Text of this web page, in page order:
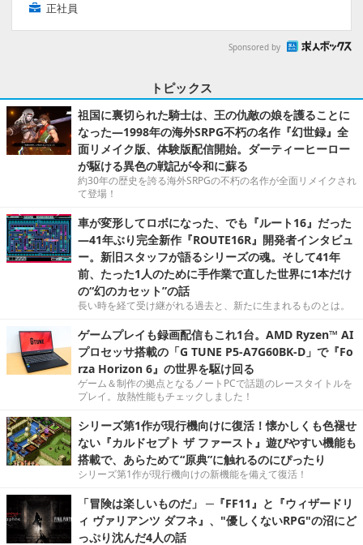
正社員
Sponsored by
トピックス
祖国に裏切られた騎士は、王の仇敵の娘を護ることに
なった―1998年の海外SRPG不朽の名作『幻世録』全
面リメイク版、体験版配信開始。ダーティーヒーロー
が駆ける異色の戦記が令和に蘇る
約30年の歴史を誇る海外SRPGの不朽の名作が全面リメイクされ
て登場！
車が変形してロボになった、でも『ルート16』だった
―41年ぶり完全新作『ROUTE16R』開発者インタビュ
ー。新旧スタッフが語るシリーズの魂。そして41年
前、たった1人のために手作業で直した世界に1本だけ
の“幻のカセット”の話
長い時を経て受け継がれる過去と、新たに生まれるものとは。
ゲームプレイも録画配信もこれ1台。AMD Ryzen™ AI
プロセッサ搭載の「G TUNE P5-A7G60BK-D」で『Fo
rza Horizon 6』の世界を駆け回る
ゲーム＆制作の拠点となるノートPCで話題のレースタイトルを
プレイ。放熱性能もチェックしました！
シリーズ第1作が現行機向けに復活！懐かしくも色褪せ
ない『カルドセプト ザ ファースト』遊びやすい機能も
搭載で、あらためて“原典”に触れるのにぴったり
シリーズ第1作が現行機向けの新機能を備えて復活！
「冒険は楽しいものだ」 ─『FF11』と『ウィザードリ
ィ ヴァリアンツ ダフネ』、"優しくないRPG"の沼にど
っぷり沈んだ4人の話